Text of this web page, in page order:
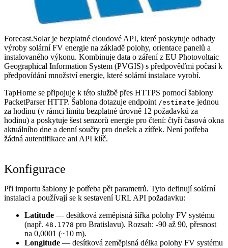
Forecast.Solar je bezplatné cloudové API, které poskytuje odhady
výroby solární FV energie na základě polohy, orientace panelů a
instalovaného výkonu. Kombinuje data o záření z EU Photovoltaic
Geographical Information System (PVGIS) s předpověďmi počasí k
předpovídání množství energie, které solární instalace vyrobí.
TapHome se připojuje k této službě přes HTTPS pomocí šablony
PacketParser HTTP. Šablona dotazuje endpoint /estimate jednou
za hodinu (v rámci limitu bezplatné úrovně 12 požadavků za
hodinu) a poskytuje šest senzorů energie pro čtení: čtyři časová okna
aktuálního dne a denní součty pro dnešek a zítřek. Není potřeba
žádná autentifikace ani API klíč.
Konfigurace
Při importu šablony je potřeba pět parametrů. Tyto definují solární
instalaci a používají se k sestavení URL API požadavku:
Latitude — desítková zeměpisná šířka polohy FV systému
(např. 48.1778 pro Bratislavu). Rozsah: -90 až 90, přesnost
na 0,0001 (~10 m).
Longitude — desítková zeměpisná délka polohy FV systému